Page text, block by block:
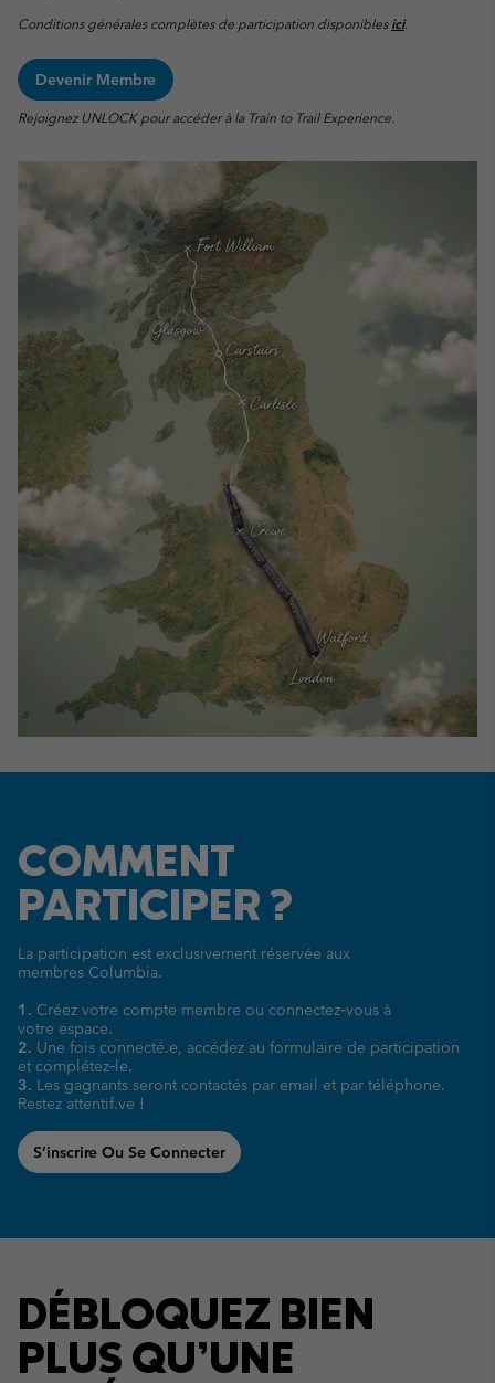
Conditions générales complètes de participation disponiblesici.
Devenir Membre
Rejoignez UNLOCK pour accéder à la Train to Trail Experience.
COMMENT
PARTICIPER ?
La participation est exclusivement réservée aux
membres Columbia.
1. Créez votre compte membre ou connectez‑vous à
votre espace.
2. Une fois connecté.e, accédez au formulaire de participation
et complétez‑le.
3. Les gagnants seront contactés par email et par téléphone.
Restez attentif.ve !
S’inscrire Ou Se Connecter
DÉBLOQUEZ BIEN
PLUS QU’UNE